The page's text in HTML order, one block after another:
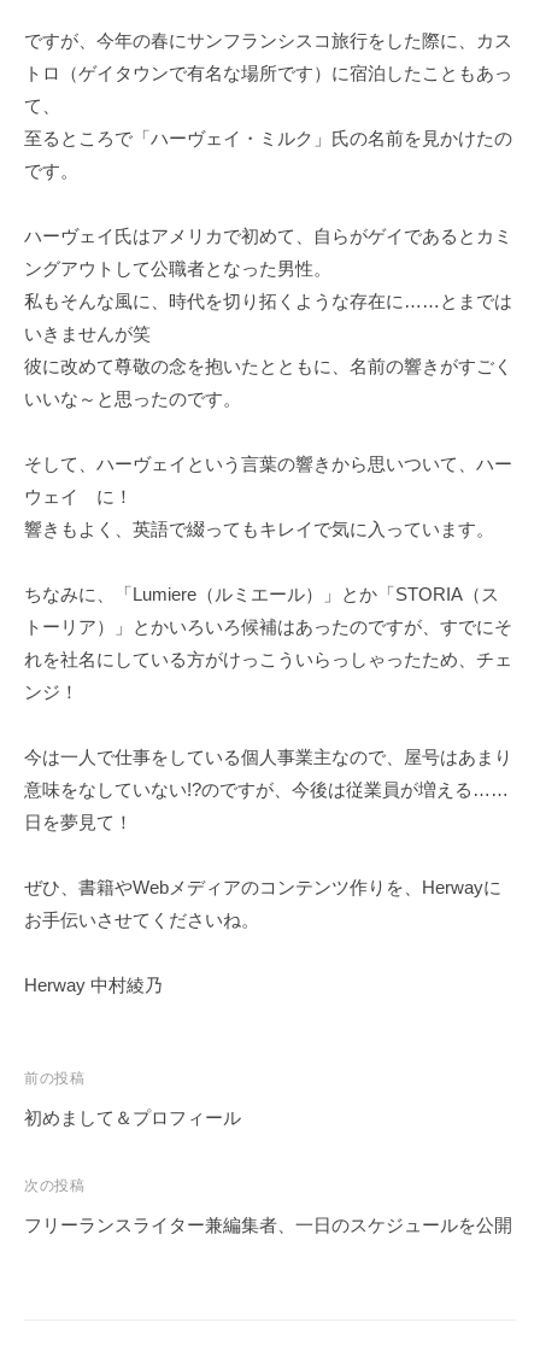
ですが、今年の春にサンフランシスコ旅行をした際に、カス
トロ（ゲイタウンで有名な場所です）に宿泊したこともあっ
て、
至るところで「ハーヴェイ・ミルク」氏の名前を見かけたの
です。
ハーヴェイ氏はアメリカで初めて、自らがゲイであるとカミ
ングアウトして公職者となった男性。
私もそんな風に、時代を切り拓くような存在に……とまでは
いきませんが笑
彼に改めて尊敬の念を抱いたとともに、名前の響きがすごく
いいな～と思ったのです。
そして、ハーヴェイという言葉の響きから思いついて、ハー
ウェイ に！
響きもよく、英語で綴ってもキレイで気に入っています。
ちなみに、「Lumiere（ルミエール）」とか「STORIA（ス
トーリア）」とかいろいろ候補はあったのですが、すでにそ
れを社名にしている方がけっこういらっしゃったため、チェ
ンジ！
今は一人で仕事をしている個人事業主なので、屋号はあまり
意味をなしていない!?のですが、今後は従業員が増える……
日を夢見て！
ぜひ、書籍やWebメディアのコンテンツ作りを、Herwayに
お手伝いさせてくださいね。
Herway 中村綾乃
投
稿
ビ
ゲ
前の投稿
初めまして＆プロフィール
次の投稿
フリーランスライター兼編集者、一日のスケジュールを公開